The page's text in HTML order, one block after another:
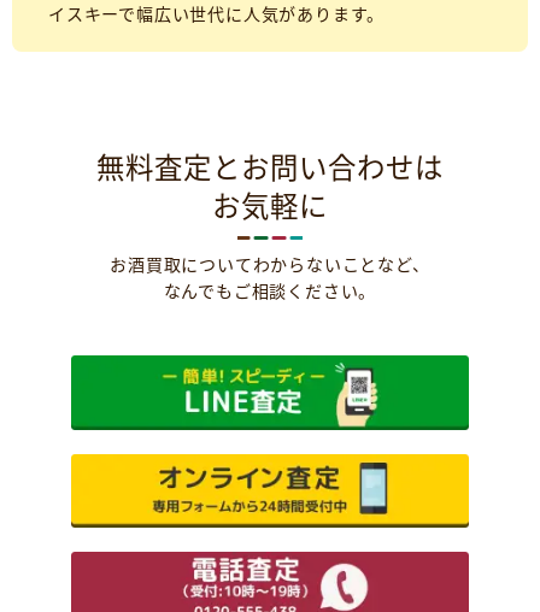
イスキーで幅広い世代に人気があります。
無料査定とお問い合わせは
お気軽に
お酒買取についてわからないことなど、
なんでもご相談ください。